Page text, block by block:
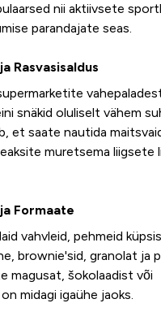
nii aktiivsete
parandajate seas.
Rasvasisaldus
snäkid oluliselt vähem
et saate nautida
muretsema liigsete
Formaate
vahvleid, pehmeid
brownie'sid, granolat ja
magusat, šokolaadist või
midagi igaühe jaoks.